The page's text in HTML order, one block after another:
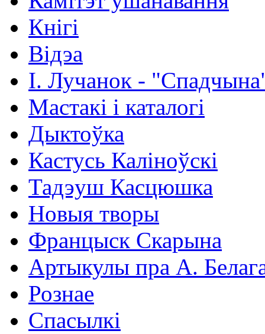
Кнігі
Відэа
І. Лучанок -
Мастакі i каталогi
Дыктоўка
Кастусь Каліноўскі
Тадэуш Касцюшка
Новыя творы
Францыск Скарына
Артыкулы пра А.
Рознае
Спасылкі